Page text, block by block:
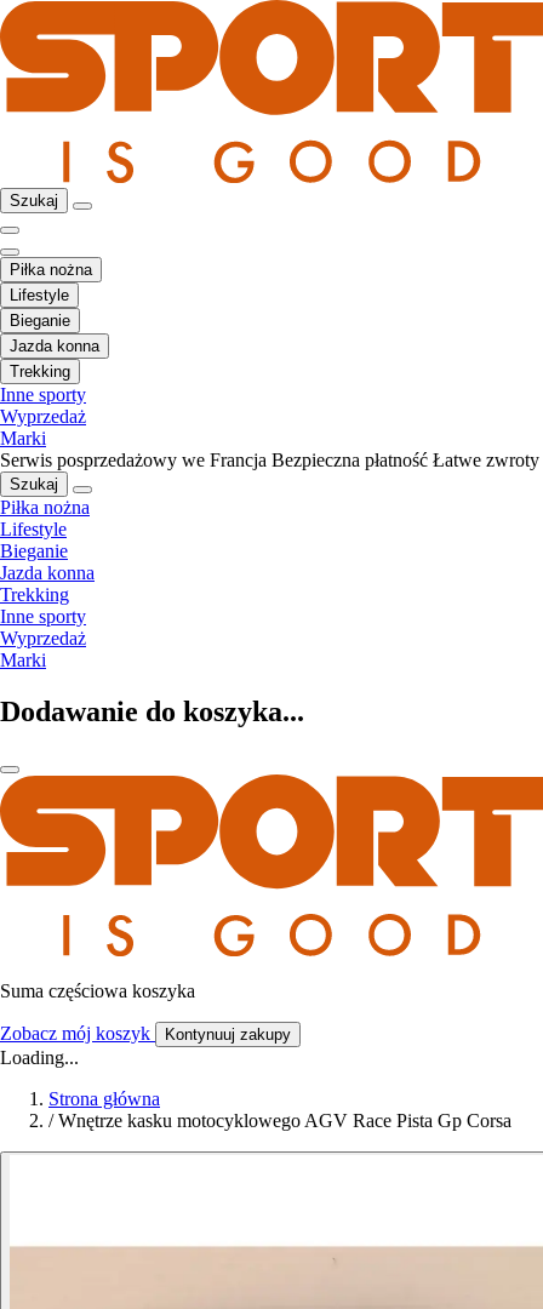
Szukaj
Piłka nożna
Lifestyle
Bieganie
Jazda konna
Trekking
Inne sporty
Wyprzedaż
Marki
Serwis posprzedażowy we Francja Bezpieczna płatność Łatwe zwroty
Szukaj
Piłka nożna
Lifestyle
Bieganie
Jazda konna
Trekking
Inne sporty
Wyprzedaż
Marki
Dodawanie do koszyka...
Suma częściowa koszyka
Zobacz mój koszyk Kontynuuj zakupy
Loading...
Strona główna
/ Wnętrze kasku motocyklowego AGV Race Pista Gp Corsa